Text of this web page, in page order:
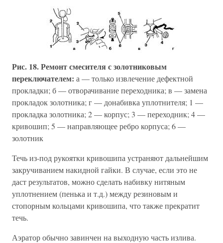
Рис. 18. Ремонт смесителя с золотниковым
переключателем: а — только извлечение дефектной
прокладки; б — отворачивание переходника; в — замена
прокладок золотника; г — донабивка уплотнителя; 1 —
прокладка золотника; 2 — корпус; 3 — переходник; 4 —
кривошип; 5 — направляющее ребро корпуса; 6 —
золотник
Течь из-под рукоятки кривошипа устраняют дальнейшим
закручиванием накидной гайки. В случае, если это не
даст результатов, можно сделать набивку нитяным
уплотнением (пенька и т.д.) между резиновым и
стопорным кольцами кривошипа, что также прекратит
течь.
Аэратор обычно завинчен на выходную часть излива.